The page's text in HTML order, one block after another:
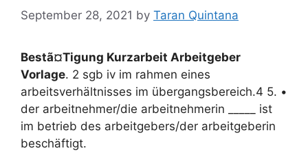
September 28, 2021 by Taran Quintana
Bestã¤Tigung Kurzarbeit Arbeitgeber
Vorlage. 2 sgb iv im rahmen eines
arbeitsverhältnisses im übergangsbereich.4 5. •
der arbeitnehmer/die arbeitnehmerin _____ ist
im betrieb des arbeitgebers/der arbeitgeberin
beschäftigt.